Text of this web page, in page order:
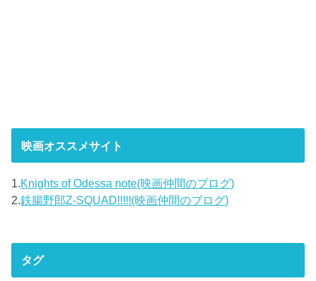
映画オススメサイト
1.Knights of Odessa note(映画仲間のブログ)
2.鉄腸野郎Z-SQUAD!!!!!(映画仲間のブログ)
タグ